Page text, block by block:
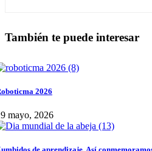
También te puede interesar
2026
mayo, 2026